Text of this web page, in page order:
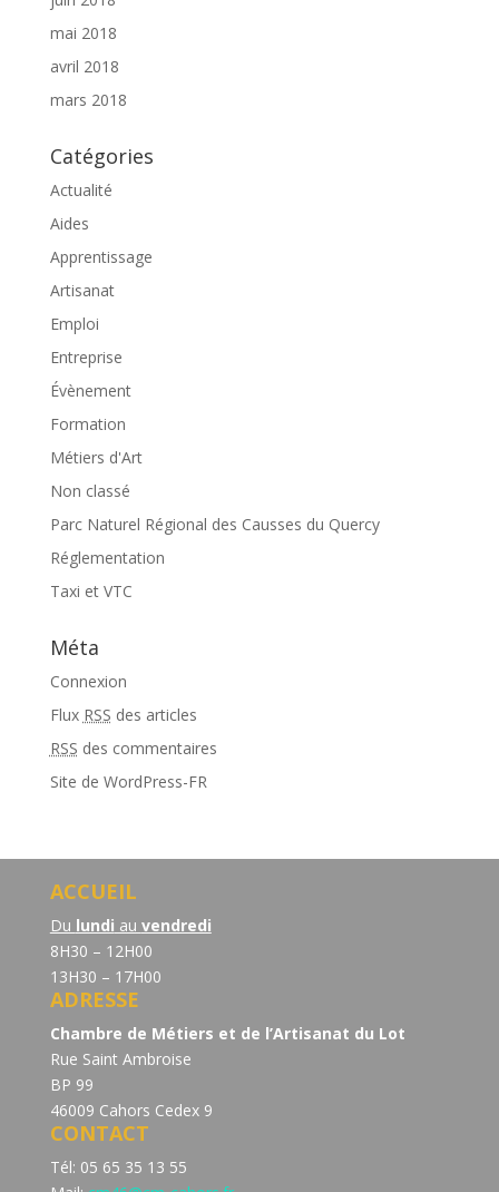
mai 2018
avril 2018
mars 2018
Catégories
Actualité
Aides
Apprentissage
Artisanat
Emploi
Entreprise
Évènement
Formation
Métiers d'Art
Non classé
Parc Naturel Régional des Causses du Quercy
Réglementation
Taxi et VTC
Méta
Connexion
Flux RSS des articles
RSS des commentaires
Site de WordPress-FR
ACCUEIL
Du lundi au vendredi
8H30 – 12H00
13H30 – 17H00
ADRESSE
Chambre de Métiers et de l’Artisanat du Lot
Rue Saint Ambroise
BP 99
46009 Cahors Cedex 9
CONTACT
Tél: 05 65 35 13 55